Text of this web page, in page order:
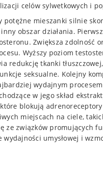
celów sylwetkowych i
potężne mieszanki silnie
obszar działania.
Zwiększa zdolność
Wyższy poziom
redukcję tkanki
seksualne. Kolejny
wydajnym
w jego skład
blokują
miejscach na ciele,
ze związków promujących
umysłowej i